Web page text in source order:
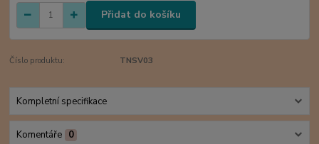
Přidat do košíku
Číslo produktu: TNSV03
Kompletní specifikace
Komentáře 0